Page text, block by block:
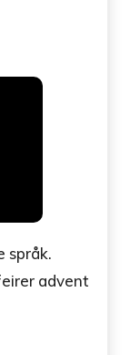
språk.
advent